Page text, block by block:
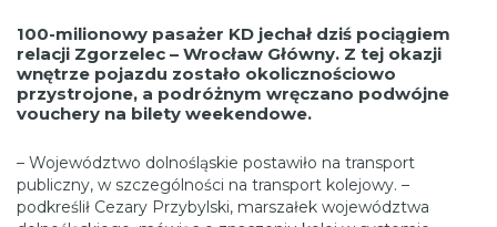
100-milionowy pasażer KD jechał dziś pociągiem
relacji Zgorzelec – Wrocław Główny. Z tej okazji
wnętrze pojazdu zostało okolicznościowo
przystrojone, a podróżnym wręczano podwójne
vouchery na bilety weekendowe.
– Województwo dolnośląskie postawiło na transport
publiczny, w szczególności na transport kolejowy. –
podkreślił Cezary Przybylski, marszałek województwa